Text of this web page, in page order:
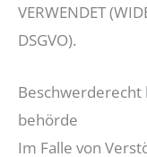
VERWENDET
DSGVO).
behörde
Im Falle von